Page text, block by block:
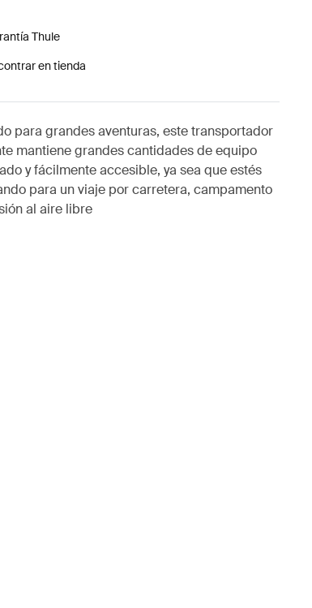
Thule
en tienda
para grandes aventuras, este transportador
mantiene grandes cantidades de equipo
y fácilmente accesible, ya sea que estés
para un viaje por carretera, campamento
al aire libre